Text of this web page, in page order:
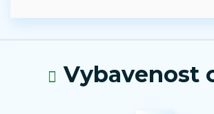
Vybavenost